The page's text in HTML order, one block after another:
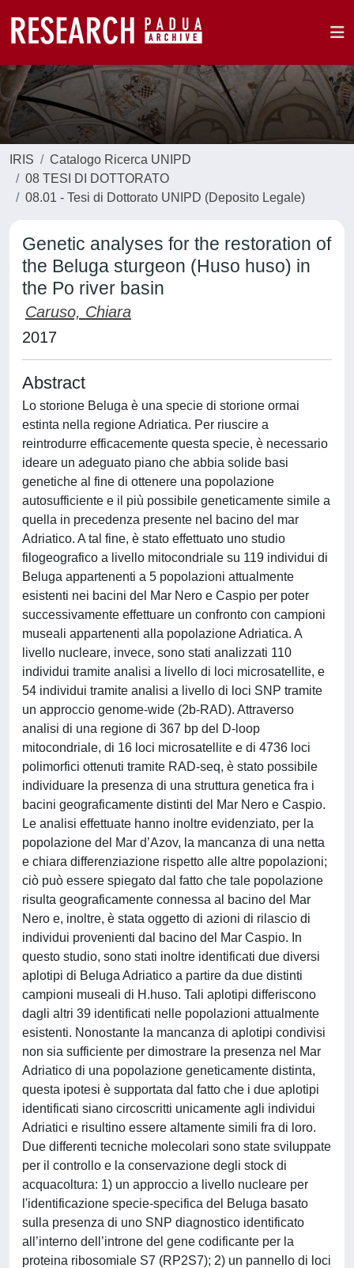
IRIS
Catalogo Ricerca UNIPD
08 TESI DI DOTTORATO
08.01 - Tesi di Dottorato UNIPD (Deposito Legale)
Genetic analyses for the restoration of
the Beluga sturgeon (Huso huso) in
the Po river basin
Caruso, Chiara
2017
Abstract
Lo storione Beluga è una specie di storione ormai
estinta nella regione Adriatica. Per riuscire a
reintrodurre efficacemente questa specie, è necessario
ideare un adeguato piano che abbia solide basi
genetiche al fine di ottenere una popolazione
autosufficiente e il più possibile geneticamente simile a
quella in precedenza presente nel bacino del mar
Adriatico. A tal fine, è stato effettuato uno studio
filogeografico a livello mitocondriale su 119 individui di
Beluga appartenenti a 5 popolazioni attualmente
esistenti nei bacini del Mar Nero e Caspio per poter
successivamente effettuare un confronto con campioni
museali appartenenti alla popolazione Adriatica. A
livello nucleare, invece, sono stati analizzati 110
individui tramite analisi a livello di loci microsatellite, e
54 individui tramite analisi a livello di loci SNP tramite
un approccio genome-wide (2b-RAD). Attraverso
analisi di una regione di 367 bp del D-loop
mitocondriale, di 16 loci microsatellite e di 4736 loci
polimorfici ottenuti tramite RAD-seq, è stato possibile
individuare la presenza di una struttura genetica fra i
bacini geograficamente distinti del Mar Nero e Caspio.
Le analisi effettuate hanno inoltre evidenziato, per la
popolazione del Mar d’Azov, la mancanza di una netta
e chiara differenziazione rispetto alle altre popolazioni;
ciò può essere spiegato dal fatto che tale popolazione
risulta geograficamente connessa al bacino del Mar
Nero e, inoltre, è stata oggetto di azioni di rilascio di
individui provenienti dal bacino del Mar Caspio. In
questo studio, sono stati inoltre identificati due diversi
aplotipi di Beluga Adriatico a partire da due distinti
campioni museali di H.huso. Tali aplotipi differiscono
dagli altri 39 identificati nelle popolazioni attualmente
esistenti. Nonostante la mancanza di aplotipi condivisi
non sia sufficiente per dimostrare la presenza nel Mar
Adriatico di una popolazione geneticamente distinta,
questa ipotesi è supportata dal fatto che i due aplotipi
identificati siano circoscritti unicamente agli individui
Adriatici e risultino essere altamente simili fra di loro.
Due differenti tecniche molecolari sono state sviluppate
per il controllo e la conservazione degli stock di
acquacoltura: 1) un approccio a livello nucleare per
l'identificazione specie-specifica del Beluga basato
sulla presenza di uno SNP diagnostico identificato
all’interno dell’introne del gene codificante per la
proteina ribosomiale S7 (RP2S7); 2) un pannello di loci